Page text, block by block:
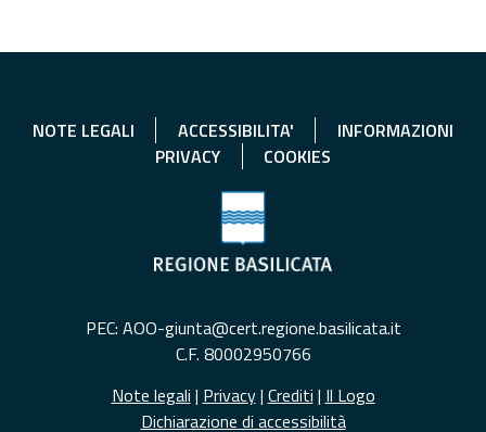
NOTE LEGALI ACCESSIBILITA'
INFORMAZIONI
PRIVACY
COOKIES
PEC: AOO-giunta@cert.regione.basilicata.it
C.F. 80002950766
Note legali | Privacy| Crediti | Il Logo
Dichiarazione di accessibilità